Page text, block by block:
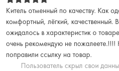
Китель отменный по качеству. Как
комфортный, лёгкий, качественный.
ожидалось в характеристик о
очень рекомендую не
поправили ссылку на товар.
Пользователь скрыл свои